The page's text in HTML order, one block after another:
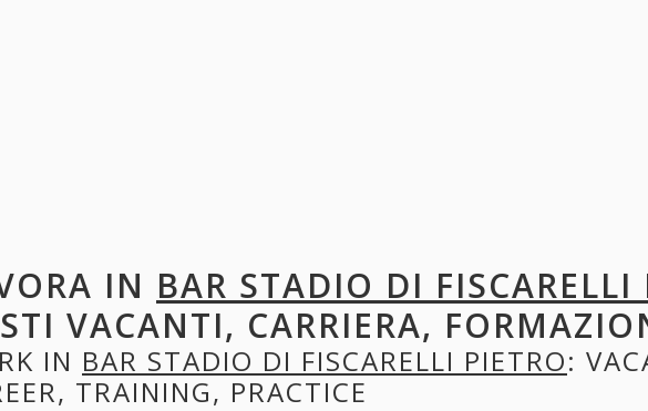
IN BAR STADIO DI FISCARELLI
VACANTI, CARRIERA,
IN BAR STADIO DI FISCARELLI PIETRO:
TRAINING, PRACTICE